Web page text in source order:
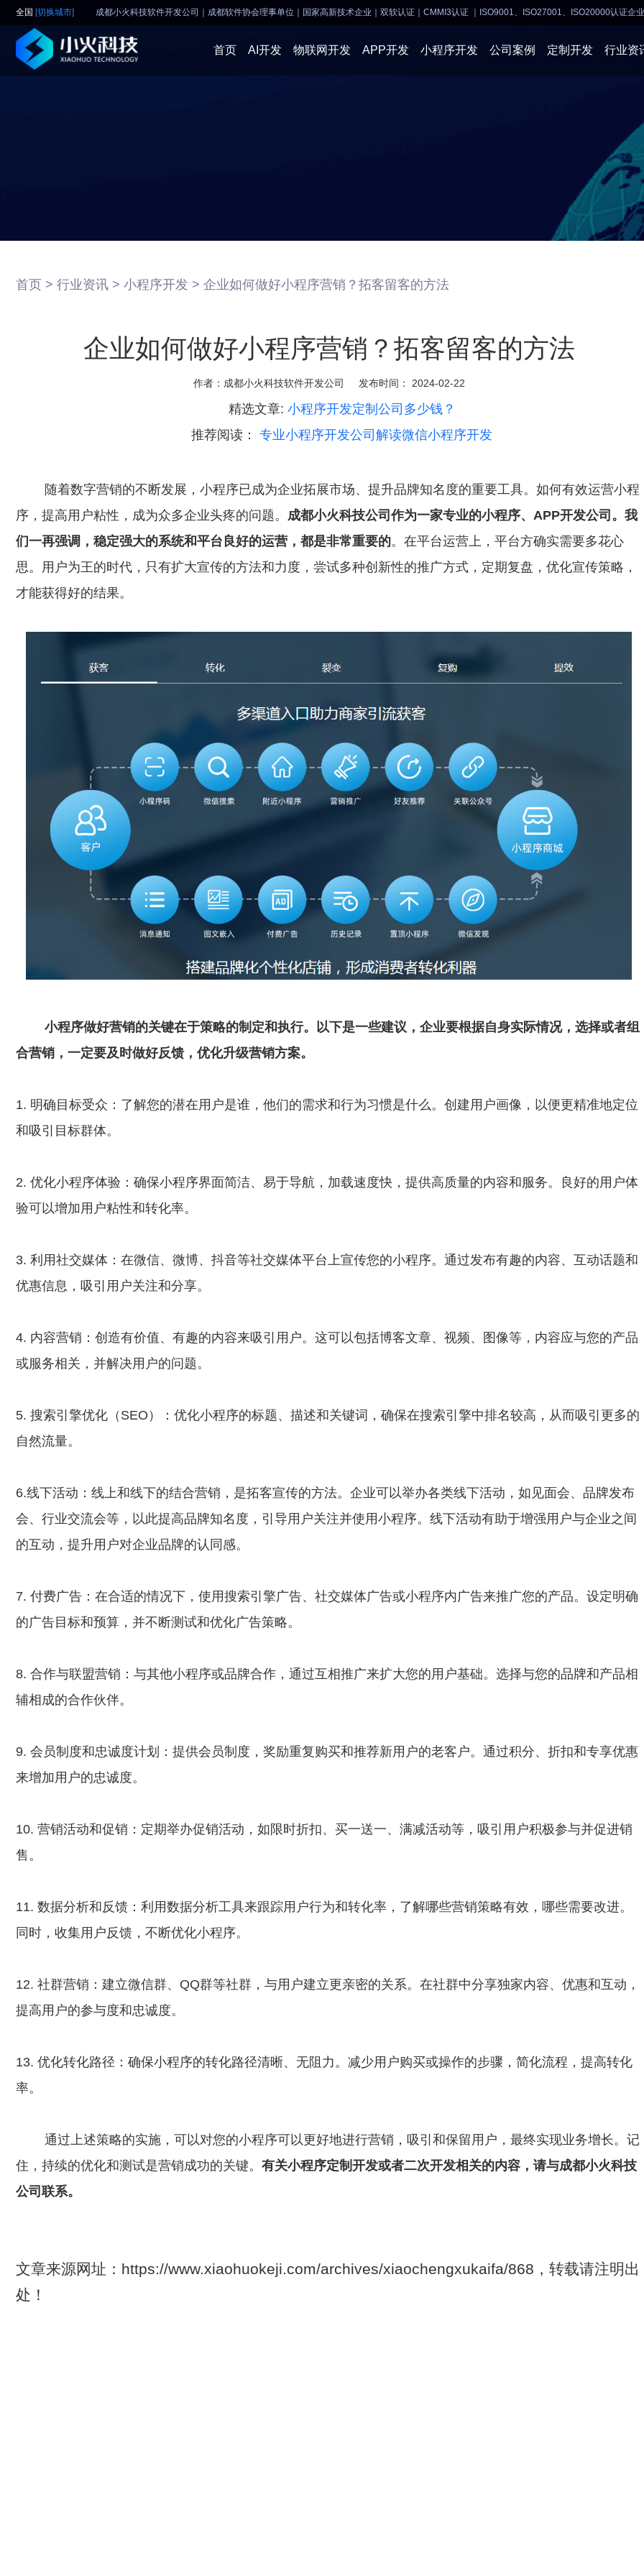
全国 [切换城市] 成都小火科技软件开发公司｜成都软件协会理事单位 国家高新技术企业｜双软认证｜CMMI3认证 ｜ISO9001、ISO27001、ISO20000认证企业
首页 AI开发 物联网开发 APP开发 小程序开发 公司案例 定制开发 行业资
小程序
系统开发
物联网
网站建设
企业经营
商业行情
首页 > 行业资讯 > 小程序开发 > 企业如何做好小程序营销？拓客留客的方法
企业如何做好小程序营销？拓客留客的方法
作者： 成都小火科技软件开发公司 发布时间： 2024-02-22
精选文章: 小程序开发定制公司多少钱？
推荐阅读： 专业小程序开发公司解读微信小程序开发
随着数字营销的不断发展，小程序已成为企业拓展市场、提升品牌知名度的重要工具。如何有效运营小程
序，提高用户粘性，成为众多企业头疼的问题。 成都小火科技公司作为一家专业的小程序、APP开发公司。我
们一再强调，稳定强大的系统和平台良好的运营，都是非常重要的。在平台运营上，平台方确实需要多花心
思。用户为王的时代，只有扩大宣传的方法和力度，尝试多种创新性的推广方式，定期复盘，优化宣传策略，
才能获得好的结果。
小程序做好营销的关键在于策略的制定和执行。以下是一些建议，企业要根据自身实际情况，选择或者组
合营销，一定要及时做好反馈，优化升级营销方案。
1. 明确目标受众：了解您的潜在用户是谁，他们的需求和行为习惯是什么。创建用户画像，以便更精准地定位
和吸引目标群体。
2. 优化小程序体验：确保小程序界面简洁、易于导航，加载速度快，提供高质量的内容和服务。良好的用户体
验可以增加用户粘性和转化率。
3. 利用社交媒体：在微信、微博、抖音等社交媒体平台上宣传您的小程序。通过发布有趣的内容、互动话题和
优惠信息，吸引用户关注和分享。
4. 内容营销：创造有价值、有趣的内容来吸引用户。这可以包括博客文章、视频、图像等，内容应与您的产品
或服务相关，并解决用户的问题。
5. 搜索引擎优化（SEO）：优化小程序的标题、描述和关键词，确保在搜索引擎中排名较高，从而吸引更多的
自然流量。
6.线下活动：线上和线下的结合营销，是拓客宣传的方法。企业可以举办各类线下活动，如见面会、品牌发布
会、行业交流会等，以此提高品牌知名度，引导用户关注并使用小程序。线下活动有助于增强用户与企业之间
的互动，提升用户对企业品牌的认同感。
7. 付费广告：在合适的情况下，使用搜索引擎广告、社交媒体广告或小程序内广告来推广您的产品。设定明确
的广告目标和预算，并不断测试和优化广告策略。
8. 合作与联盟营销：与其他小程序或品牌合作，通过互相推广来扩大您的用户基础。选择与您的品牌和产品相
辅相成的合作伙伴。
9. 会员制度和忠诚度计划：提供会员制度，奖励重复购买和推荐新用户的老客户。通过积分、折扣和专享优惠
来增加用户的忠诚度。
10. 营销活动和促销：定期举办促销活动，如限时折扣、买一送一、满减活动等，吸引用户积极参与并促进销
售。
11. 数据分析和反馈：利用数据分析工具来跟踪用户行为和转化率，了解哪些营销策略有效，哪些需要改进。
同时，收集用户反馈，不断优化小程序。
12. 社群营销：建立微信群、QQ群等社群，与用户建立更亲密的关系。在社群中分享独家内容、优惠和互动，
提高用户的参与度和忠诚度。
13. 优化转化路径：确保小程序的转化路径清晰、无阻力。减少用户购买或操作的步骤，简化流程，提高转化
率。
通过上述策略的实施，可以对您的小程序可以更好地进行营销，吸引和保留用户，最终实现业务增长。记
住，持续的优化和测试是营销成功的关键。 有关小程序定制开发或者二次开发相关的内容，请与成都小火科技
公司联系。
文章来源网址：https://www.xiaohuokeji.com/archives/xiaochengxukaifa/868，转载请注明出
处！